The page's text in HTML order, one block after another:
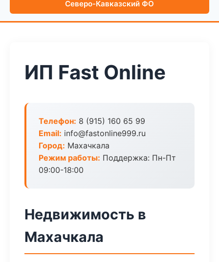
Северо-Кавказский ФО
ИП Fast Online
Телефон: 8 (915) 160 65 99
Email: info@fastonline999.ru
Город: Махачкала
Режим работы: Поддержка: Пн-Пт
09:00-18:00
Недвижимость в
Махачкала